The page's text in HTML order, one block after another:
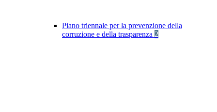
Piano triennale per la prevenzione della
corruzione e della trasparenza 2